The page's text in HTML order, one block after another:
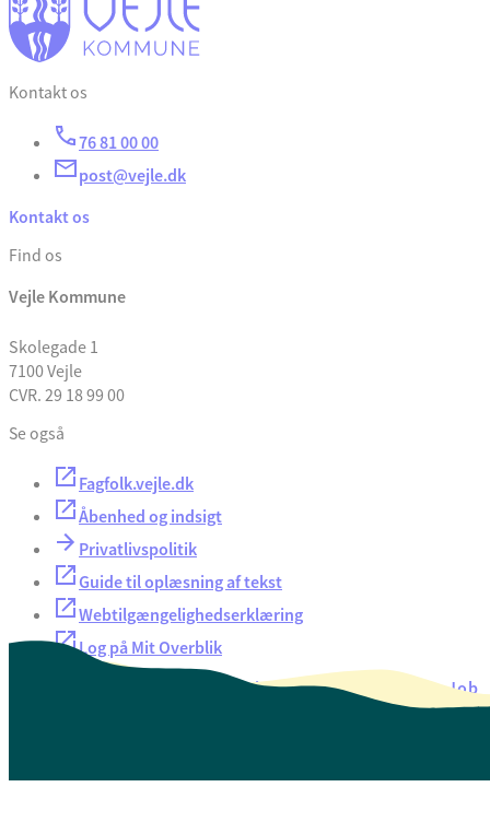
Kontakt os
76 81 00 00
post@vejle.dk
Kontakt os
Find os
Vejle Kommune
Skolegade 1
7100 Vejle
CVR. 29 18 99 00
Se også
Fagfolk.vejle.dk
Åbenhed og indsigt
Privatlivspolitik
Guide til oplæsning af tekst
Webtilgængelighedserklæring
Log på Mit Overblik
Oversigt over selvbetjeningJob